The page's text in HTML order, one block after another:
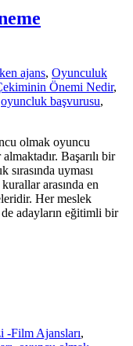
ajans, Oyunculuk
Önemi Nedir,
oyuncluk başvurusu,
olmak oyuncu
Başarılı bir
uyması
arasında en
Her meslek
adayların eğitimli bir
-Film Ajansları,